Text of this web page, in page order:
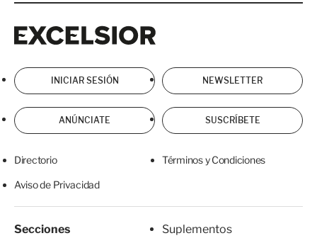
INICIAR SESIÓN NEWSLETTER
ANÚNCIATE SUSCRÍBETE
Directorio Términos y Condiciones
Aviso de Privacidad
Secciones
Suplementos